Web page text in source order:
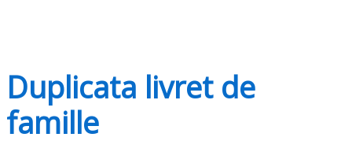
Duplicata livret de
famille